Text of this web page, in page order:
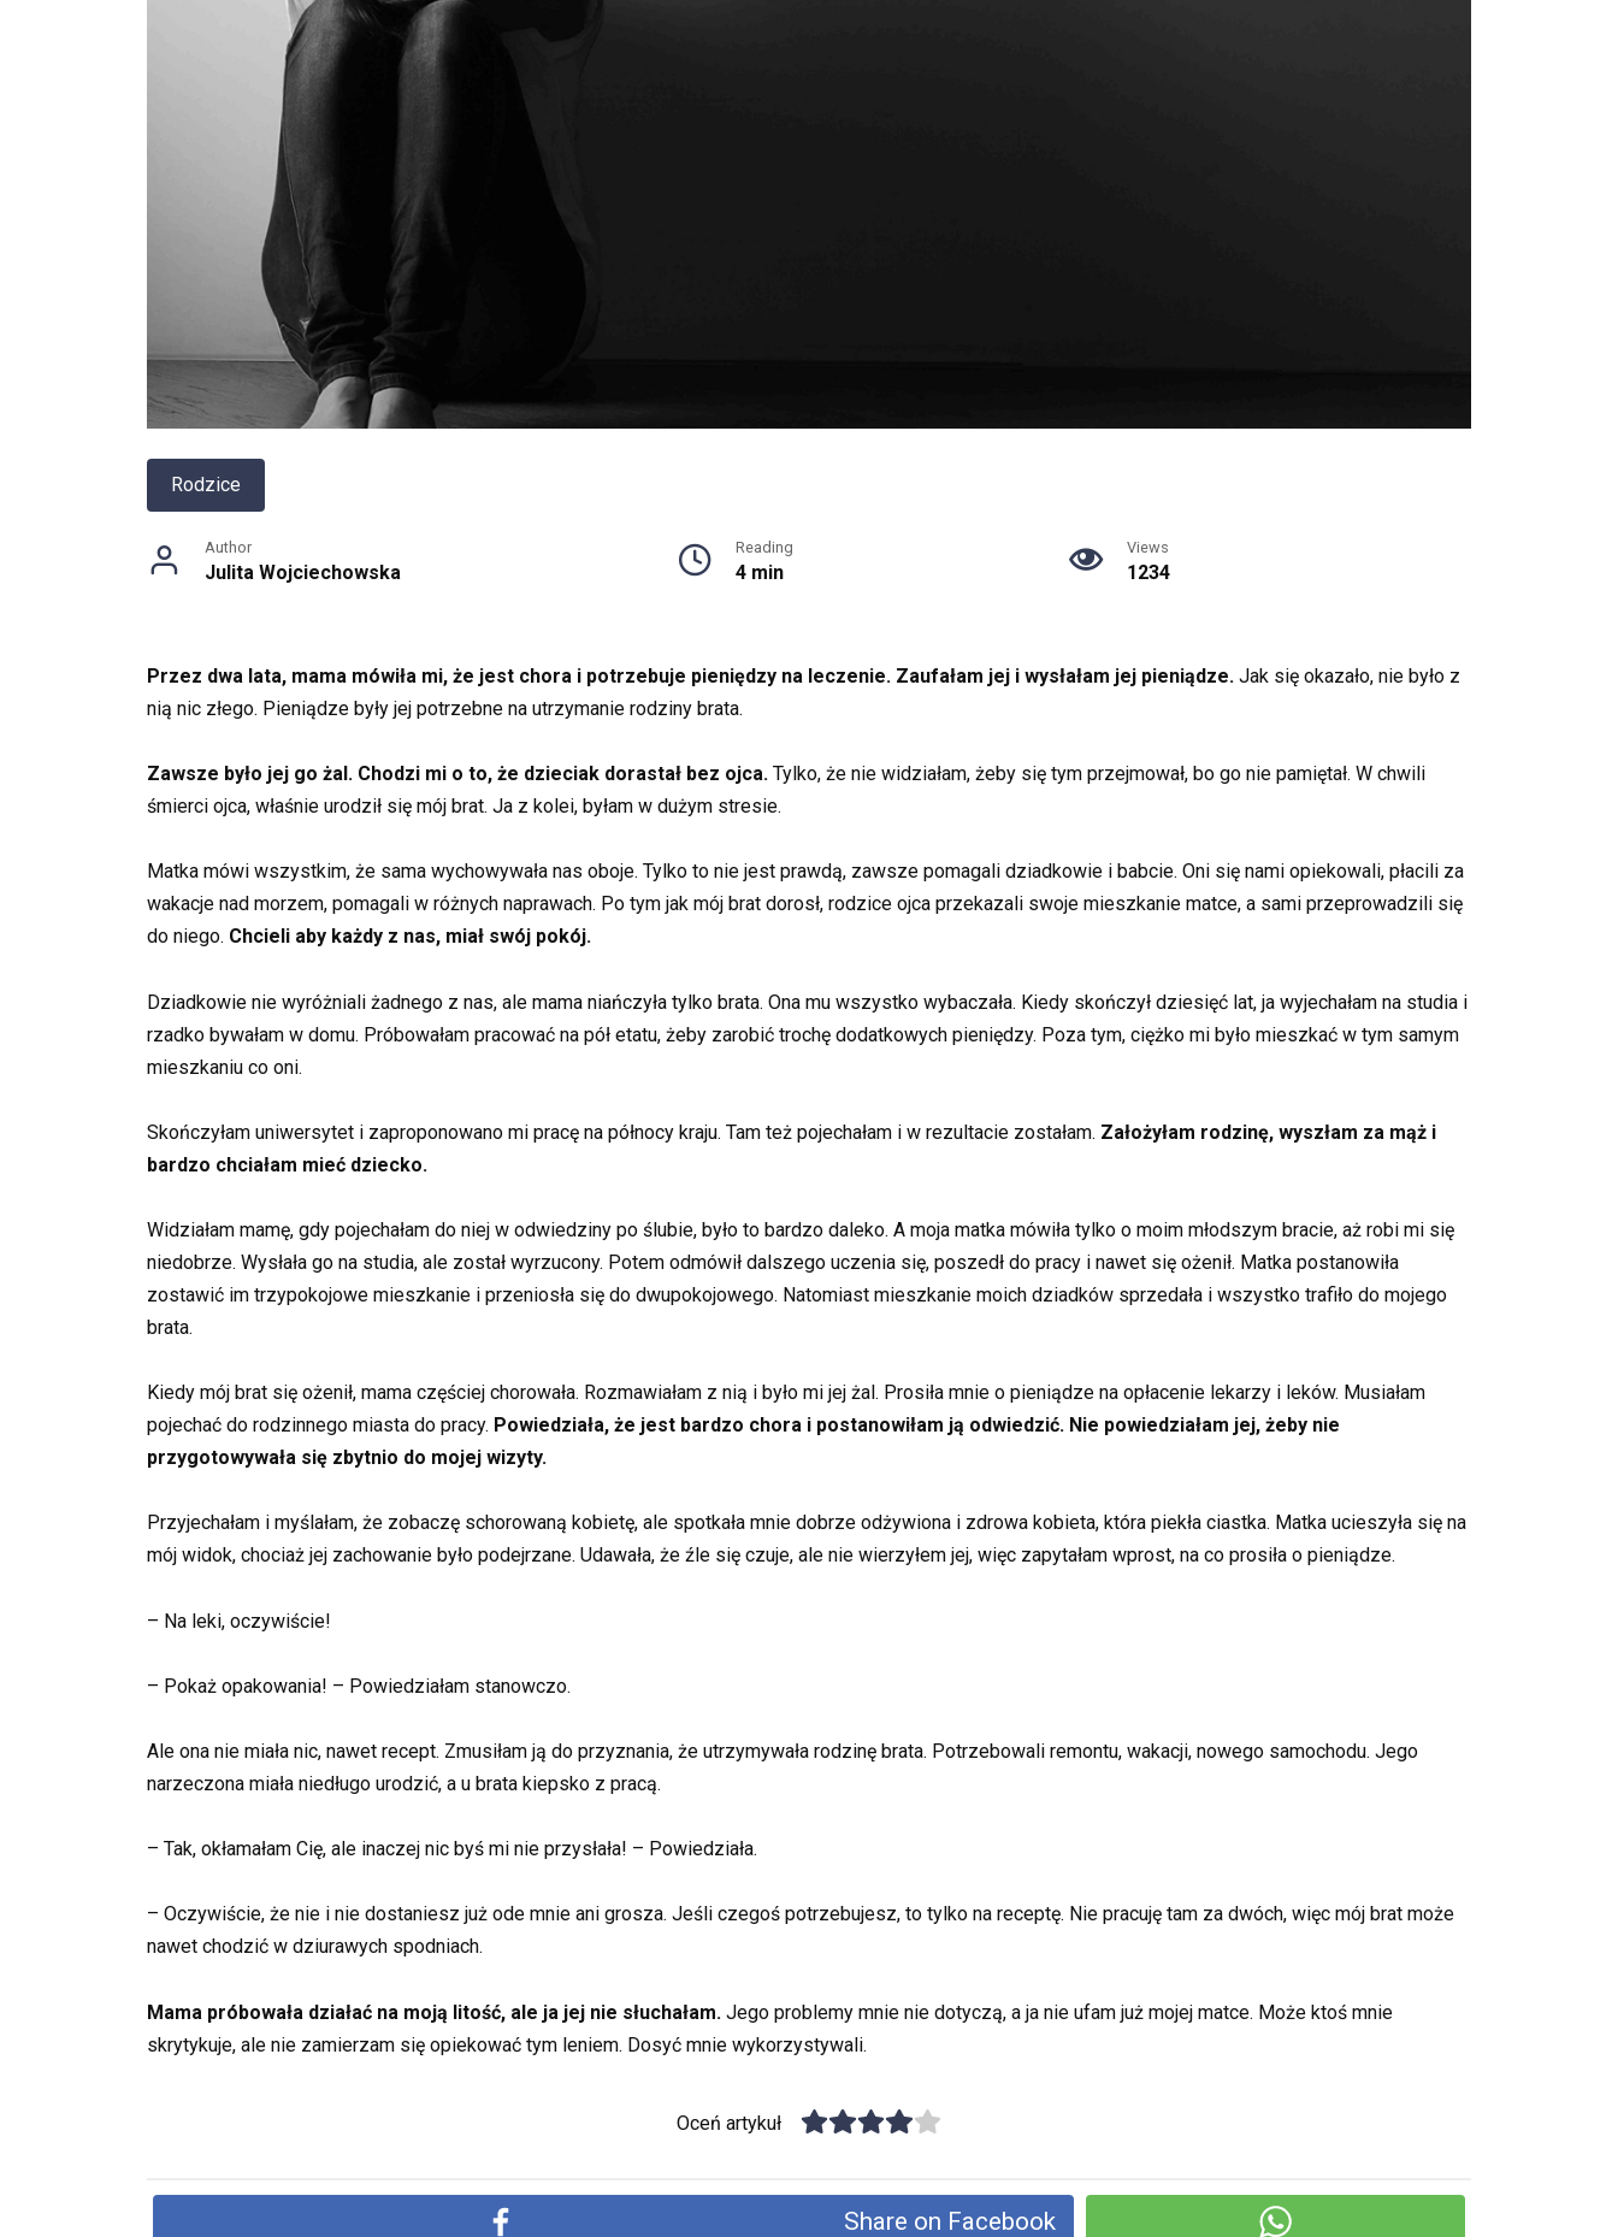
Rodzice
Author
Julita Wojciechowska
Reading
4 min
Views
1234
Przez dwa lata, mama mówiła mi, że jest chora i potrzebuje pieniędzy na leczenie. Zaufałam jej i wysłałam jej pieniądze. Jak się okazało, nie było z
nią nic złego. Pieniądze były jej potrzebne na utrzymanie rodziny brata.
Zawsze było jej go żal. Chodzi mi o to, że dzieciak dorastał bez ojca. Tylko, że nie widziałam, żeby się tym przejmował, bo go nie pamiętał. W chwili
śmierci ojca, właśnie urodził się mój brat. Ja z kolei, byłam w dużym stresie.
Matka mówi wszystkim, że sama wychowywała nas oboje. Tylko to nie jest prawdą, zawsze pomagali dziadkowie i babcie. Oni się nami opiekowali, płacili za
wakacje nad morzem, pomagali w różnych naprawach. Po tym jak mój brat dorosł, rodzice ojca przekazali swoje mieszkanie matce, a sami przeprowadzili się
do niego. Chcieli aby każdy z nas, miał swój pokój.
Dziadkowie nie wyróżniali żadnego z nas, ale mama niańczyła tylko brata. Ona mu wszystko wybaczała. Kiedy skończył dziesięć lat, ja wyjechałam na studia i
rzadko bywałam w domu. Próbowałam pracować na pół etatu, żeby zarobić trochę dodatkowych pieniędzy. Poza tym, ciężko mi było mieszkać w tym samym
mieszkaniu co oni.
Skończyłam uniwersytet i zaproponowano mi pracę na północy kraju. Tam też pojechałam i w rezultacie zostałam. Założyłam rodzinę, wyszłam za mąż i
bardzo chciałam mieć dziecko.
Widziałam mamę, gdy pojechałam do niej w odwiedziny po ślubie, było to bardzo daleko. A moja matka mówiła tylko o moim młodszym bracie, aż robi mi się
niedobrze. Wysłała go na studia, ale został wyrzucony. Potem odmówił dalszego uczenia się, poszedł do pracy i nawet się ożenił. Matka postanowiła
zostawić im trzypokojowe mieszkanie i przeniosła się do dwupokojowego. Natomiast mieszkanie moich dziadków sprzedała i wszystko trafiło do mojego
brata.
Kiedy mój brat się ożenił, mama częściej chorowała. Rozmawiałam z nią i było mi jej żal. Prosiła mnie o pieniądze na opłacenie lekarzy i leków. Musiałam
pojechać do rodzinnego miasta do pracy. Powiedziała, że jest bardzo chora i postanowiłam ją odwiedzić. Nie powiedziałam jej, żeby nie
przygotowywała się zbytnio do mojej wizyty.
Przyjechałam i myślałam, że zobaczę schorowaną kobietę, ale spotkała mnie dobrze odżywiona i zdrowa kobieta, która piekła ciastka. Matka ucieszyła się na
mój widok, chociaż jej zachowanie było podejrzane. Udawała, że źle się czuje, ale nie wierzyłem jej, więc zapytałam wprost, na co prosiła o pieniądze.
– Na leki, oczywiście!
– Pokaż opakowania! – Powiedziałam stanowczo.
Ale ona nie miała nic, nawet recept. Zmusiłam ją do przyznania, że utrzymywała rodzinę brata. Potrzebowali remontu, wakacji, nowego samochodu. Jego
narzeczona miała niedługo urodzić, a u brata kiepsko z pracą.
– Tak, okłamałam Cię, ale inaczej nic byś mi nie przysłała! – Powiedziała.
– Oczywiście, że nie i nie dostaniesz już ode mnie ani grosza. Jeśli czegoś potrzebujesz, to tylko na receptę. Nie pracuję tam za dwóch, więc mój brat może
nawet chodzić w dziurawych spodniach.
Mama próbowała działać na moją litość, ale ja jej nie słuchałam. Jego problemy mnie nie dotyczą, a ja nie ufam już mojej matce. Może ktoś mnie
skrytykuje, ale nie zamierzam się opiekować tym leniem. Dosyć mnie wykorzystywali.
Oceń artykuł
Share on Facebook